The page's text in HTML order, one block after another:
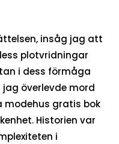
insåg jag att
plotvridningar
i dess förmåga
överlevde mord
modehus gratis bok
Historien var
i